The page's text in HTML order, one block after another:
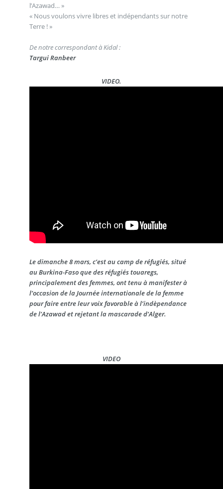
l’Azawad… »
« Nous voulons vivre libres et indépendants sur notre
Terre ! »
De notre correspondant à Kidal :
Targui Ranbeer
VIDEO.
Le dimanche 8 mars, c’est au camp de réfugiés, situé
au Burkina-Faso que des réfugiés touaregs,
principalement des femmes, ont tenu à manifester à
l’occasion de la Journée internationale de la femme
pour faire entre leur voix favorable à l’indèpendance
de l’Azawad et rejetant la mascarade d’Alger.
VIDEO